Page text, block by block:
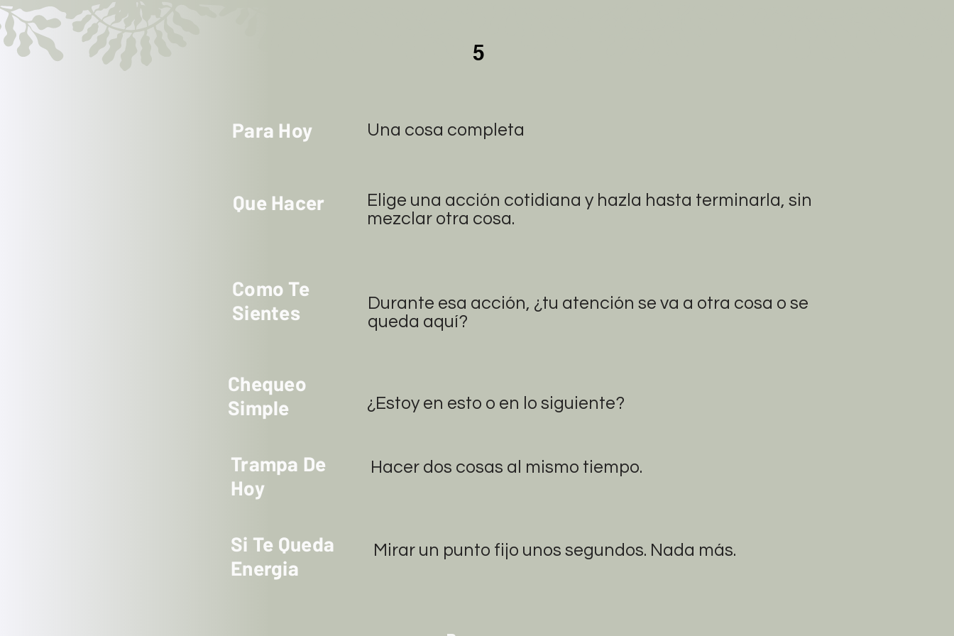
5
Para Hoy Una cosa completa
Que Hacer
Elige una acción cotidiana y hazla hasta terminarla, sin
mezclar otra cosa.
Como Te
Sientes
Durante esa acción, ¿tu atención se va a otra cosa o se
queda aquí?
Chequeo
Simple
¿Estoy en esto o en lo siguiente?
Trampa De
Hoy
Hacer dos cosas al mismo tiempo.
Si Te Queda
Energia
Mirar un punto fijo unos segundos. Nada más.